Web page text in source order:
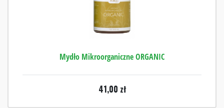
Mydło Mikroorganiczne ORGANIC
41,00 zł